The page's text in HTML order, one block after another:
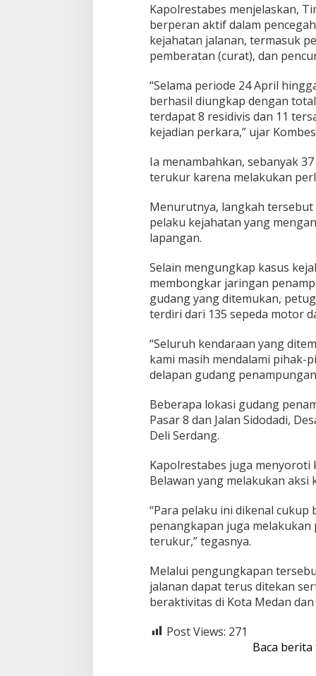
Kapolrestabes menjelaskan,
berperan aktif dalam
kejahatan jalanan, termasuk
pemberatan (curat), dan
“Selama periode 24 April
berhasil diungkap dengan
terdapat 8 residivis dan 11
kejadian perkara,” ujar
Ia menambahkan, sebanyak
terukur karena melakukan
Menurutnya, langkah
pelaku kejahatan yang
lapangan.
Selain mengungkap kasus
membongkar jaringan
gudang yang ditemukan,
terdiri dari 135 sepeda motor
“Seluruh kendaraan yang
kami masih mendalami pihak-
delapan gudang
Beberapa lokasi gudang
Pasar 8 dan Jalan Sidodadi,
Deli Serdang.
Kapolrestabes juga menyoroti
Belawan yang melakukan aksi
“Para pelaku ini dikenal
penangkapan juga
terukur,” tegasnya.
Melalui pengungkapan
jalanan dapat terus ditekan
beraktivitas di Kota Medan
Post Views: 271
Baca